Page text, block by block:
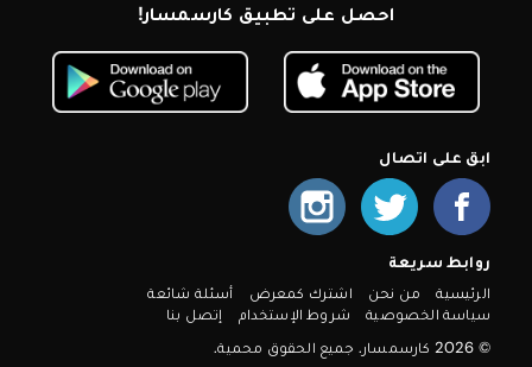
احصل على تطبيق كارسمسار!
ابق على اتصال
روابط سريعة
الرئيسية من نحن اشترك كمعرض
أسئلة شائعة
سياسة الخصوصية
شروط الإستخدام
إتصل بنا
© 2026 كارسمسار. جميع الحقوق محمية.